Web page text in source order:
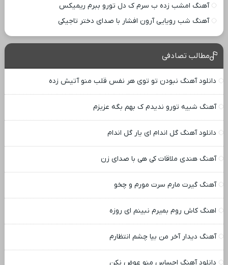
آهنگ امشب زده ب سرم ک دل تورو ببرم ریمیکس
آهنگ شب رویایی آرون افشار با صدای دختر تاجیکی
مطالب تصادفی
دانلود آهنگ نبودن تو توی هر نفس قلب منو آتیش زده
آهنگ شبیه تورو ندیدم ک بهم بگه عزیزم
دانلود آهنگ گل اندام ای یار گل اندام
آهنگ هندی ملاقات کی هی با صدای زن
آهنگ گیرت مارم سرت مورم و چخو
اهنگ کاش روم بمیرم نبینم ای روزه
آهنگ دیدار آخر من بیا چشم انتظارم
دانلود آهنگ احساس منو عوض نکن